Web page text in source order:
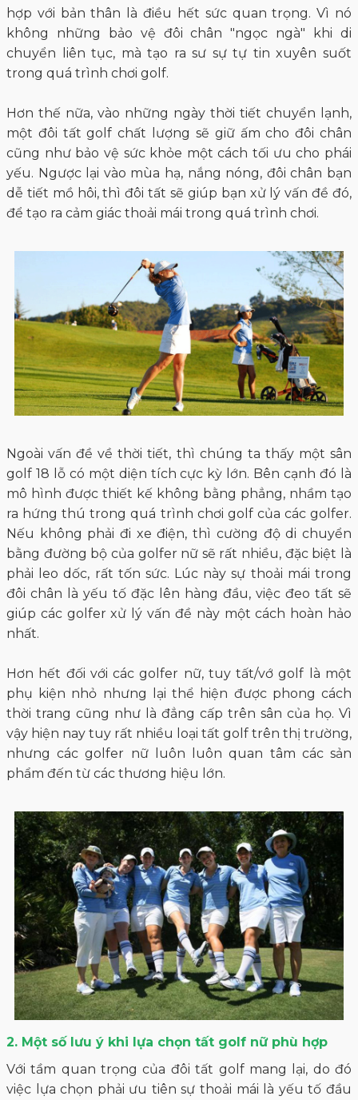
hợp với bản thân là điều hết sức quan trọng. Vì nó
không những bảo vệ đôi chân "ngọc ngà" khi di
chuyển liên tục, mà tạo ra sư sự tự tin xuyên suốt
trong quá trình chơi golf.
Hơn thế nữa, vào những ngày thời tiết chuyển lạnh,
một đôi tất golf chất lượng sẽ giữ ấm cho đôi chân
cũng như bảo vệ sức khỏe một cách tối ưu cho phái
yếu. Ngược lại vào mùa hạ, nắng nóng, đôi chân bạn
dễ tiết mồ hôi, thì đôi tất sẽ giúp bạn xử lý vấn đề đó,
để tạo ra cảm giác thoải mái trong quá trình chơi.
Ngoài vấn đề về thời tiết, thì chúng ta thấy một sân
golf 18 lỗ có một diện tích cực kỳ lớn. Bên cạnh đó là
mô hình được thiết kế không bằng phẳng, nhầm tạo
ra hứng thú trong quá trình chơi golf của các golfer.
Nếu không phải đi xe điện, thì cường độ di chuyển
bằng đường bộ của golfer nữ sẽ rất nhiều, đặc biệt là
phải leo dốc, rất tốn sức. Lúc này sự thoải mái trong
đôi chân là yếu tố đặc lên hàng đầu, việc đeo tất sẽ
giúp các golfer xử lý vấn đề này một cách hoàn hảo
nhất.
Hơn hết đối với các golfer nữ, tuy tất/vớ golf là một
phụ kiện nhỏ nhưng lại thể hiện được phong cách
thời trang cũng như là đẳng cấp trên sân của họ. Vì
vậy hiện nay tuy rất nhiều loại tất golf trên thị trường,
nhưng các golfer nữ luôn luôn quan tâm các sản
phẩm đến từ các thương hiệu lớn.
2. Một số lưu ý khi lựa chọn tất golf nữ phù hợp
Với tầm quan trọng của đôi tất golf mang lại, do đó
việc lựa chọn phải ưu tiên sự thoải mái là yếu tố đầu